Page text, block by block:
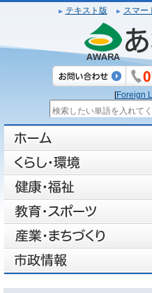
テキスト版 スマー
[Foreign